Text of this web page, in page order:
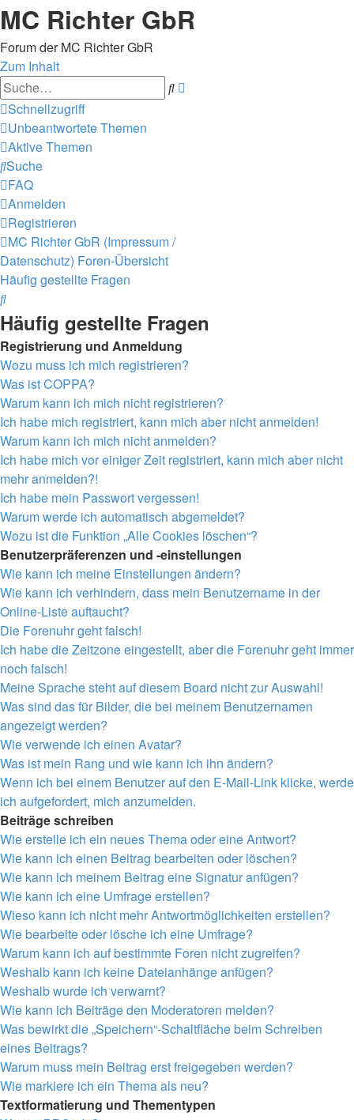
MC Richter GbR
Forum der MC Richter GbR
Zum Inhalt
Suche
Schnellzugriff
Unbeantwortete Themen
Aktive Themen
Suche
FAQ
Anmelden
Registrieren
MC Richter GbR (Impressum /
Datenschutz) Foren-Übersicht
Häufig gestellte Fragen
Suche
Häufig gestellte Fragen
Registrierung und Anmeldung
Wozu muss ich mich registrieren?
Was ist COPPA?
Warum kann ich mich nicht registrieren?
Ich habe mich registriert, kann mich aber nicht anmelden!
Warum kann ich mich nicht anmelden?
Ich habe mich vor einiger Zeit registriert, kann mich aber nicht
mehr anmelden?!
Ich habe mein Passwort vergessen!
Warum werde ich automatisch abgemeldet?
Wozu ist die Funktion „Alle Cookies löschen“?
Benutzerpräferenzen und -einstellungen
Wie kann ich meine Einstellungen ändern?
Wie kann ich verhindern, dass mein Benutzername in der
Online-Liste auftaucht?
Die Forenuhr geht falsch!
Ich habe die Zeitzone eingestellt, aber die Forenuhr geht immer
noch falsch!
Meine Sprache steht auf diesem Board nicht zur Auswahl!
Was sind das für Bilder, die bei meinem Benutzernamen
angezeigt werden?
Wie verwende ich einen Avatar?
Was ist mein Rang und wie kann ich ihn ändern?
Wenn ich bei einem Benutzer auf den E-Mail-Link klicke, werde
ich aufgefordert, mich anzumelden.
Beiträge schreiben
Wie erstelle ich ein neues Thema oder eine Antwort?
Wie kann ich einen Beitrag bearbeiten oder löschen?
Wie kann ich meinem Beitrag eine Signatur anfügen?
Wie kann ich eine Umfrage erstellen?
Wieso kann ich nicht mehr Antwortmöglichkeiten erstellen?
Wie bearbeite oder lösche ich eine Umfrage?
Warum kann ich auf bestimmte Foren nicht zugreifen?
Weshalb kann ich keine Dateianhänge anfügen?
Weshalb wurde ich verwarnt?
Wie kann ich Beiträge den Moderatoren melden?
Was bewirkt die „Speichern“-Schaltfläche beim Schreiben
eines Beitrags?
Warum muss mein Beitrag erst freigegeben werden?
Wie markiere ich ein Thema als neu?
Textformatierung und Thementypen